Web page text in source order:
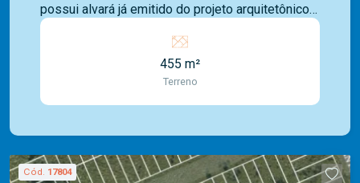
possui alvará já emitido do projeto arquitetônico
para construção de 345m² , bem como, da
terraplanagem. Projeto estrutural e de arquitetura
de interiores prontos. Condomínio clube com
lazer completo, incluindo campo de futebol
society, quadra poliesportiva, quadra de tênis e
deck molhado, bar de apoio, spa com sauna,
455 m²
Terreno
Cód. 17804